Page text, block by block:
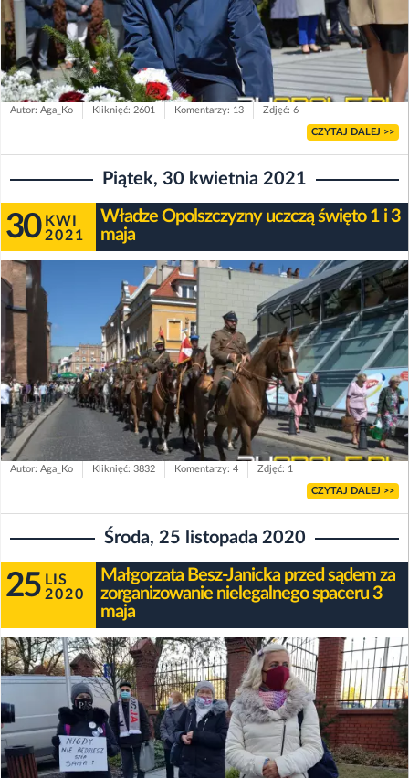
Autor: Aga_Ko Kliknięć: 2601 Komentarzy: 13 Zdjęć: 6
CZYTAJ DALEJ >>
Piątek, 30 kwietnia 2021
30 KWI
2021
Władze Opolszczyzny uczczą święto 1 i 3
maja
Autor: Aga_Ko Kliknięć: 3832 Komentarzy: 4 Zdjęć: 1
CZYTAJ DALEJ >>
Środa, 25 listopada 2020
25 LIS
2020
Małgorzata Besz-Janicka przed sądem za
zorganizowanie nielegalnego spaceru 3
maja